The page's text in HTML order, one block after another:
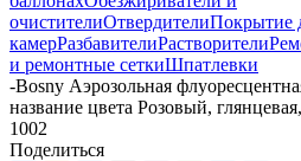
очистителиОтвердителиПокрытие
камерРазбавителиРастворители
и ремонтные сеткиШпатлевки
-Bosny Аэрозольная
название цвета Розовый,
1002
Поделиться